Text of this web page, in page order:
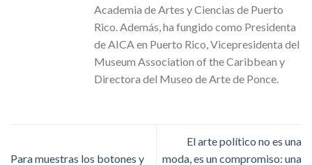
Academia de Artes y Ciencias de Puerto
Rico. Además, ha fungido como Presidenta
de AICA en Puerto Rico, Vicepresidenta del
Museum Association of the Caribbean y
Directora del Museo de Arte de Ponce.
Para muestras los botones y
El arte político no es una
moda, es un compromiso: una